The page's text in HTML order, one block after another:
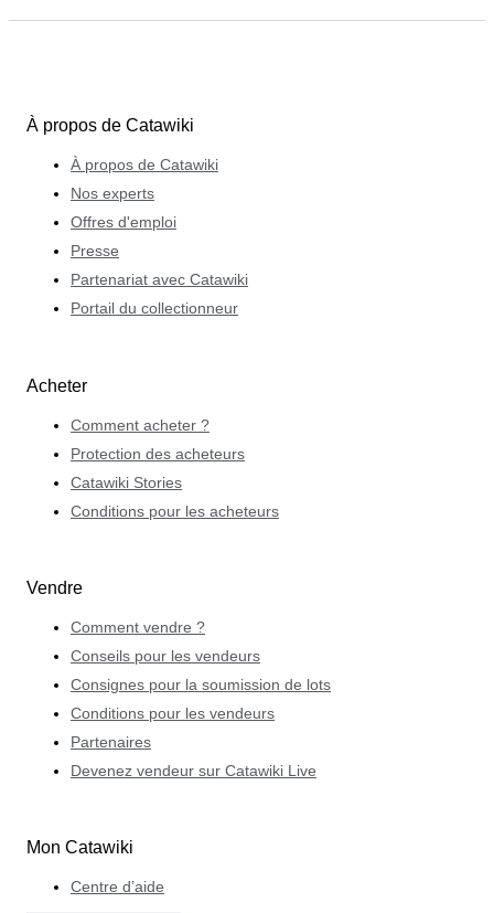
À propos de Catawiki
À propos de Catawiki
Nos experts
Offres d'emploi
Presse
Partenariat avec Catawiki
Portail du collectionneur
Acheter
Comment acheter ?
Protection des acheteurs
Catawiki Stories
Conditions pour les acheteurs
Vendre
Comment vendre ?
Conseils pour les vendeurs
Consignes pour la soumission de lots
Conditions pour les vendeurs
Partenaires
Devenez vendeur sur Catawiki Live
Mon Catawiki
Centre d’aide